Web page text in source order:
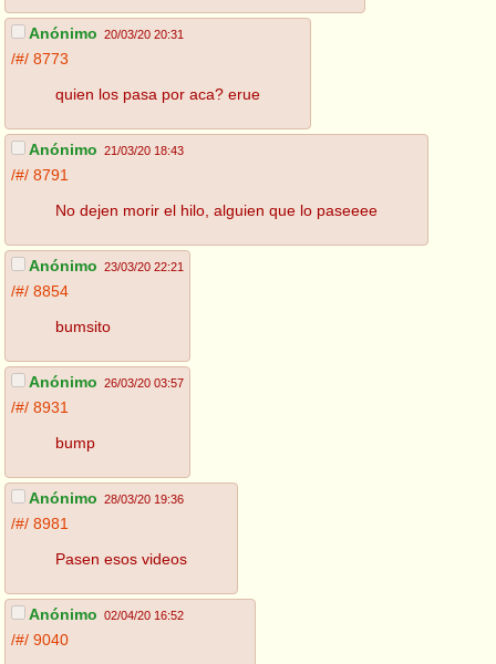
Anónimo 20/03/20 20:31
/#/ 8773
quien los pasa por aca? erue
Anónimo 21/03/20 18:43
/#/ 8791
No dejen morir el hilo, alguien que lo paseeee
Anónimo 23/03/20 22:21
/#/ 8854
bumsito
Anónimo 26/03/20 03:57
/#/ 8931
bump
Anónimo 28/03/20 19:36
/#/ 8981
Pasen esos videos
Anónimo 02/04/20 16:52
/#/ 9040